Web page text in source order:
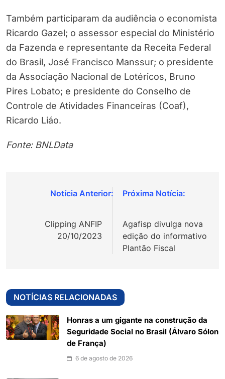
Também participaram da audiência o economista
Ricardo Gazel; o assessor especial do Ministério
da Fazenda e representante da Receita Federal
do Brasil, José Francisco Manssur; o presidente
da Associação Nacional de Lotéricos, Bruno
Pires Lobato; e presidente do Conselho de
Controle de Atividades Financeiras (Coaf),
Ricardo Liáo.
Fonte: BNLData
Navegação
Clipping ANFIP
20/10/2023
Agafisp divulga nova
edição do informativo
Plantão Fiscal
NOTÍCIAS RELACIONADAS
Honras a um gigante na construção da
Seguridade Social no Brasil (Álvaro Sólon
de França)
6 de agosto de 2026